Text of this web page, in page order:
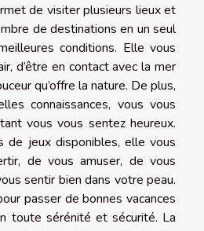
de visiter plusieurs lieux et
de destinations en un seul
conditions. Elle vous
d’être en contact avec la mer
qu’offre la nature. De plus,
connaissances, vous vous
vous vous sentez heureux.
de jeux disponibles, elle vous
de vous amuser, de vous
sentir bien dans votre peau.
passer de bonnes vacances
toute sérénité et sécurité. La